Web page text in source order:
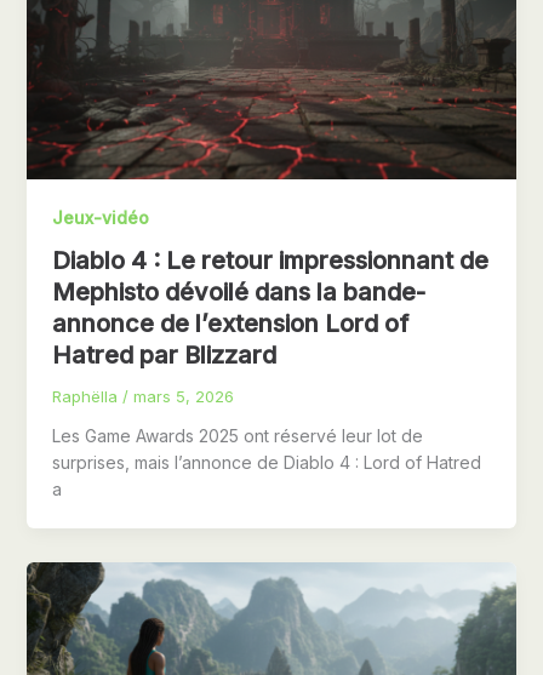
Jeux-vidéo
Diablo 4 : Le retour impressionnant de
Mephisto dévoilé dans la bande-
annonce de l’extension Lord of
Hatred par Blizzard
Raphëlla / mars 5, 2026
Les Game Awards 2025 ont réservé leur lot de
surprises, mais l’annonce de Diablo 4 : Lord of Hatred
a